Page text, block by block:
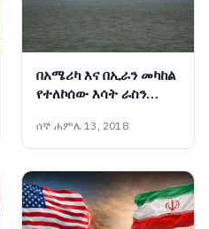
በአሜሪካ እና በኢራን መካከል
የተለኮሰው እሳት ራስን
ዓለም አቀፍ ተቋማት ጠየቁ
ሰኞ ሐምሌ 13, 2018